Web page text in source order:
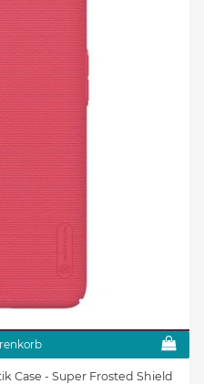
Case - Super Frosted Shield